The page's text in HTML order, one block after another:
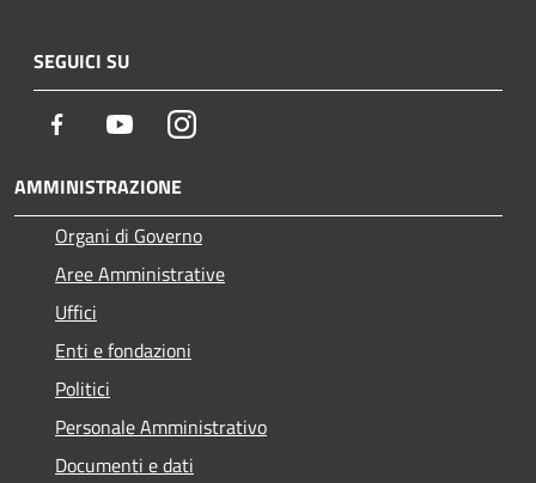
SEGUICI SU
Facebook YoutubeInstagram
AMMINISTRAZIONE
Organi di Governo
Aree Amministrative
Uffici
Enti e fondazioni
Politici
Personale Amministrativo
Documenti e dati